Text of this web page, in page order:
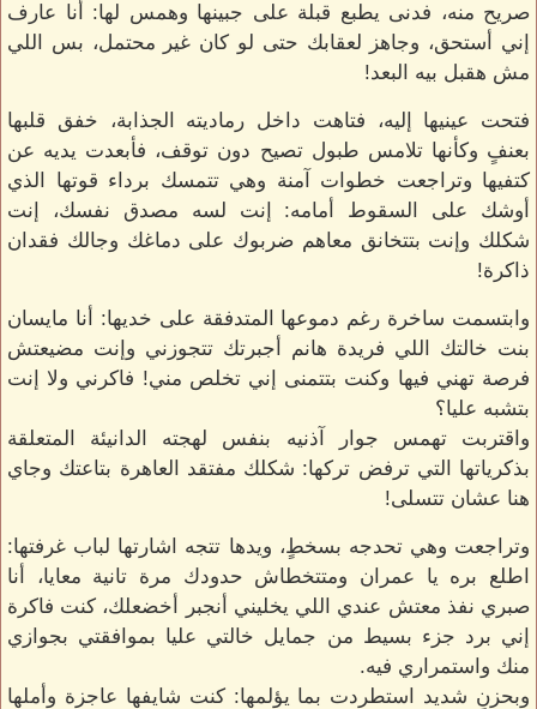
صريح منه، فدنى يطبع قبلة على جبينها وهمس لها: أنا عارف
إني أستحق، وجاهز لعقابك حتى لو كان غير محتمل، بس اللي
مش هقبل بيه البعد!
فتحت عينيها إليه، فتاهت داخل رماديته الجذابة، خفق قلبها
بعنفٍ وكأنها تلامس طبول تصيح دون توقف، فأبعدت يديه عن
كتفيها وتراجعت خطوات آمنة وهي تتمسك برداء قوتها الذي
أوشك على السقوط أمامه: إنت لسه مصدق نفسك، إنت
شكلك وإنت بتتخانق معاهم ضربوك على دماغك وجالك فقدان
ذاكرة!
وابتسمت ساخرة رغم دموعها المتدفقة على خديها: أنا مايسان
بنت خالتك اللي فريدة هانم أجبرتك تتجوزني وإنت مضيعتش
فرصة تهني فيها وكنت بتتمنى إني تخلص مني! فاكرني ولا إنت
بتشبه عليا؟
واقتربت تهمس جوار آذنيه بنفس لهجته الدانيئة المتعلقة
بذكرياتها التي ترفض تركها: شكلك مفتقد العاهرة بتاعتك وجاي
هنا عشان تتسلى!
وتراجعت وهي تحدجه بسخطٍ، ويدها تتجه اشارتها لباب غرفتها:
اطلع بره يا عمران ومتتخطاش حدودك مرة تانية معايا، أنا
صبري نفذ معتش عندي اللي يخليني أنجبر أخضعلك، كنت فاكرة
إني برد جزء بسيط من جمايل خالتي عليا بموافقتي بجوازي
منك واستمراري فيه.
وبحزنٍ شديد استطردت بما يؤلمها: كنت شايفها عاجزة وأملها